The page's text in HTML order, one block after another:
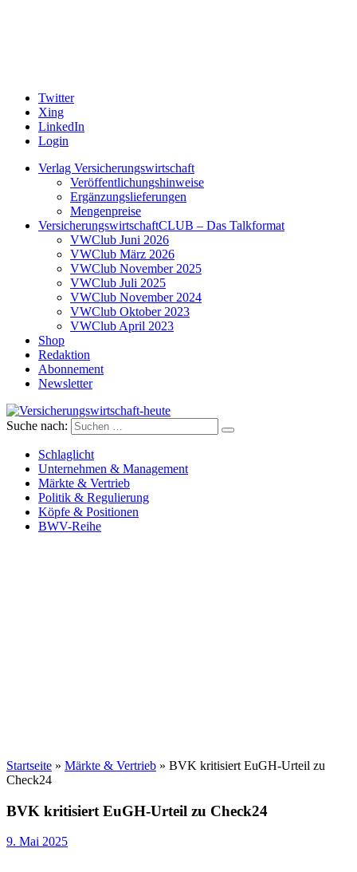
Twitter
Xing
LinkedIn
Login
Verlag Versicherungswirtschaft
Veröffentlichungshinweise
Ergänzungslieferungen
Mengenpreise
VersicherungswirtschaftCLUB – Das Talkformat
VWClub Juni 2026
VWClub März 2026
VWClub November 2025
VWClub Juli 2025
VWClub November 2024
VWClub Oktober 2023
VWClub April 2023
Shop
Redaktion
Abonnement
Newsletter
Versicherungswirtschaft-heute
Suche nach:
Schlaglicht
Unternehmen & Management
Märkte & Vertrieb
Politik & Regulierung
Köpfe & Positionen
BWV-Reihe
Startseite » Märkte & Vertrieb » BVK kritisiert EuGH-Urteil zu
Check24
BVK kritisiert EuGH-Urteil zu Check24
9. Mai 2025